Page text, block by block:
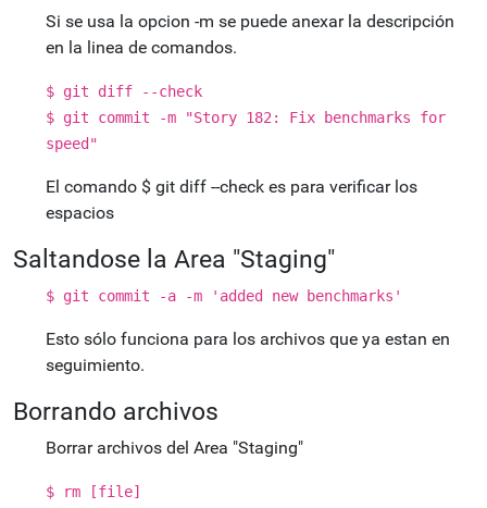
Si se usa la opcion -m se puede anexar la descripción
en la linea de comandos.
$ git diff --check
$ git commit -m "Story 182: Fix benchmarks for
speed"
El comando $ git diff --check es para verificar los
espacios
Saltandose la Area "Staging"
$ git commit -a -m 'added new benchmarks'
Esto sólo funciona para los archivos que ya estan en
seguimiento.
Borrando archivos
Borrar archivos del Area "Staging"
$ rm [file]